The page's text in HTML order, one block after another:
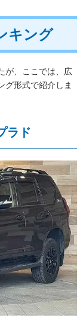
キング
が、ここでは、広
グ形式で紹介しま
ラド